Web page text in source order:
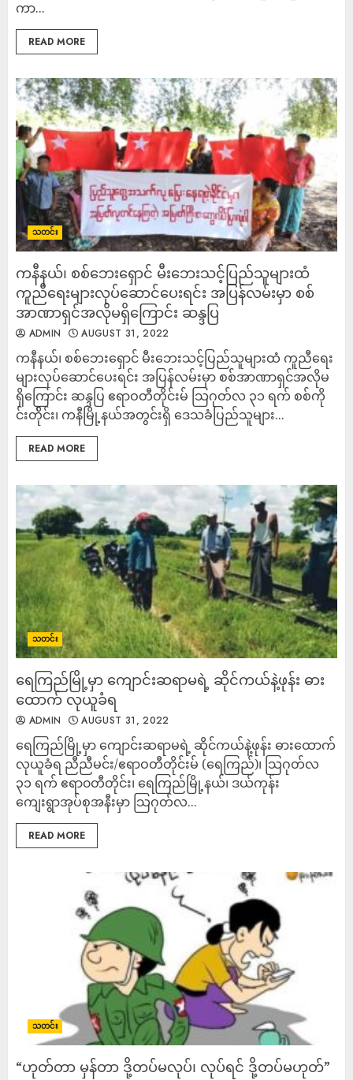
ကာ...
READ MORE
သတင်း
ကနီနယ်၊ စစ်ဘေးရှောင် မီးဘေးသင့်​ပြည်သူများထံ
ကူညီရေးများလုပ်ဆောင်ပေးရင်း အပြန်လမ်းမှာ စစ်
အာဏာရှင်အလိုမရှိကြောင်း ဆန္ဒပြ
ADMIN AUGUST 31, 2022
ကနီနယ်၊ စစ်ဘေးရှောင် မီးဘေးသင့်​ပြည်သူများထံ ကူညီရေး
များလုပ်ဆောင်ပေးရင်း အပြန်လမ်းမှာ စစ်အာဏာရှင်အလိုမ
ရှိကြောင်း ဆန္ဒပြ ဧရာဝတီတိုင်းမ် သြဂုတ်လ ၃၁ ရက် စစ်ကို
င်းတ်ိုင်း၊ ကနီမြို့နယ်အတွင်းရှိ ဒေသခံပြည်သူများ...
READ MORE
သတင်း
ရေကြည်မြို့မှာ ကျောင်းဆရာမရဲ့ ဆိုင်ကယ်နဲ့ဖုန်း ဓား
ထောက် လုယူခံရ
ADMIN AUGUST 31, 2022
ရေကြည်မြို့မှာ ကျောင်းဆရာမရဲ့ ဆိုင်ကယ်နဲ့ဖုန်း ဓားထောက်
လုယူခံရ ညီညီမင်း/ဧရာဝတီတိုင်းမ် (ရေကြည်)၊ သြဂုတ်လ
၃၁ ရက် ဧရာ၀တီတိုင်း၊ ရေကြည်မြို့နယ်၊ ဒယ်ကုန်း
ကျေးရွာအုပ်စုအနီးမှာ သြဂုတ်လ...
READ MORE
သတင်း
“ဟုတ်တာ မှန်တာ ဒို့တပ်မလုပ်၊ လုပ်ရင် ဒို့တပ်မဟုတ်”